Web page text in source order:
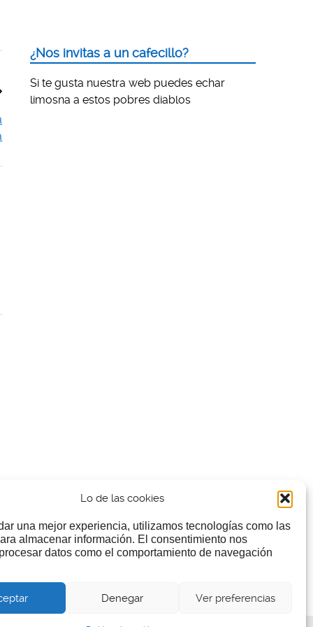
Lo de las cookies
una mejor experiencia, utilizamos tecnologías como las
almacenar información. El consentimiento nos
datos como el comportamiento de navegación
Denegar Ver preferencias
¿Nos invitas a un cafecillo?
Si te gusta nuestra web puedes echar
limosna a estos pobres diablos